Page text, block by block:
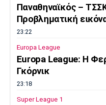
Παναθηναϊκός –
Προβληματική
23:22
Europa League
Europa League: Η
Γκόρνικ
23:18
Super League 1